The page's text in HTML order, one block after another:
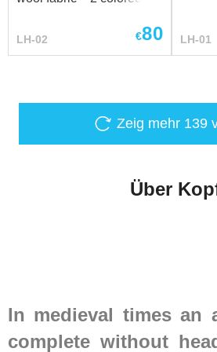
Wams und den Chaus...
LH-02 €80 LH-01
Zeig mehr 139
Über
In medieval times an
complete without